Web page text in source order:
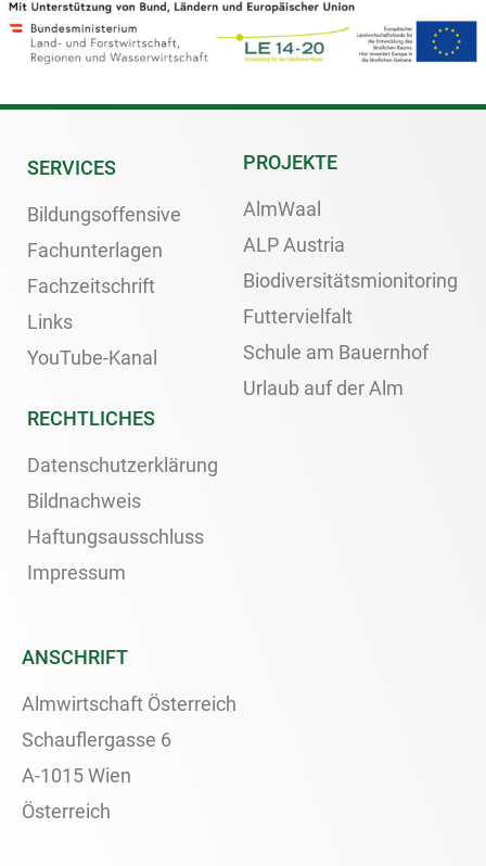
SERVICES
Bildungsoffensive
Fachunterlagen
Fachzeitschrift
Links
YouTube-Kanal
PROJEKTE
AlmWaal
ALP Austria
Biodiversitätsmionitoring
Futtervielfalt
Schule am Bauernhof
Urlaub auf der Alm
RECHTLICHES
Datenschutzerklärung
Bildnachweis
Haftungsausschluss
Impressum
ANSCHRIFT
Almwirtschaft Österreich
Schauflergasse 6
A-1015 Wien
Österreich